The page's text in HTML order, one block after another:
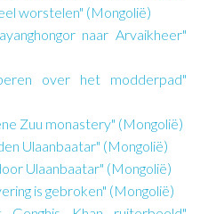
worstelen" (Mongolië)
naar Arvaikheer"
over het modderpad"
Zuu monastery" (Mongolië)
Ulaanbaatar" (Mongolië)
Ulaanbaatar" (Mongolië)
is gebroken" (Mongolië)